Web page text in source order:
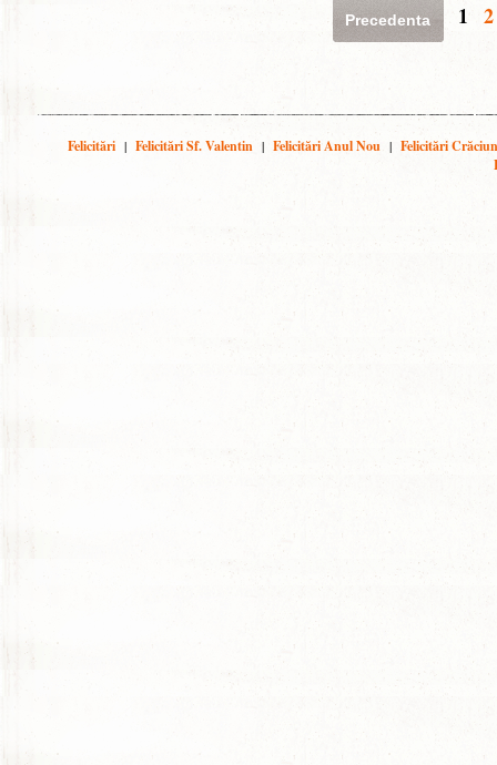
Precedenta 1 2
Felicitări | Felicitări Sf. Valentin | Felicitări Anul Nou | Felicitări